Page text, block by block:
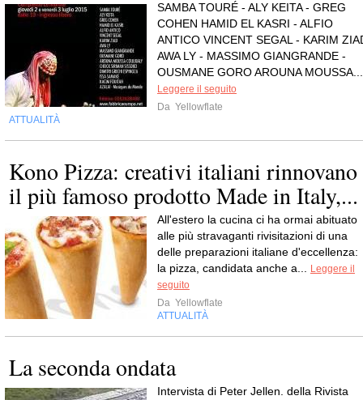
SAMBA TOURÉ - ALY KEITA - GREG
COHEN HAMID EL KASRI - ALFIO
ANTICO VINCENT SEGAL - KARIM
AWA LY - MASSIMO GIANGRANDE -
OUSMANE GORO AROUNA MOUSSA...
Leggere il seguito
Da Yellowflate
ATTUALITÀ
Kono Pizza: creativi italiani rinnovano
il più famoso prodotto Made in Italy,...
All'estero la cucina ci ha ormai abituato
alle più stravaganti rivisitazioni di una
delle preparazioni italiane d'eccellenza:
la pizza, candidata anche a... Leggere il
seguito
Da Yellowflate
ATTUALITÀ
La seconda ondata
Intervista di Peter Jellen. della Rivista